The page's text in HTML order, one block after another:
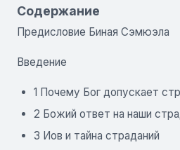
Содержание
Предисловие Биная Сэмюэла
Введение
1 Почему Бог допускает
2 Божий ответ на наши
3 Иов и тайна страданий